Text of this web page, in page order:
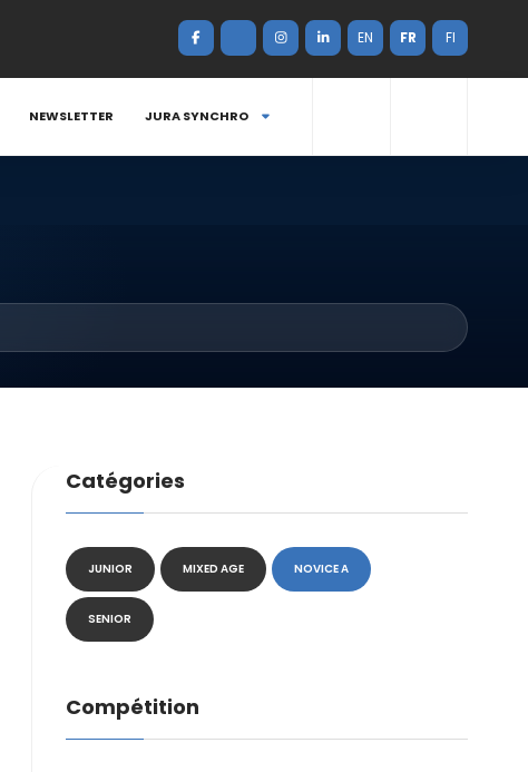
EN FR FI
NEWSLETTER JURA SYNCHRO
Catégories
JUNIOR MIXED AGE NOVICE A
SENIOR
Compétition